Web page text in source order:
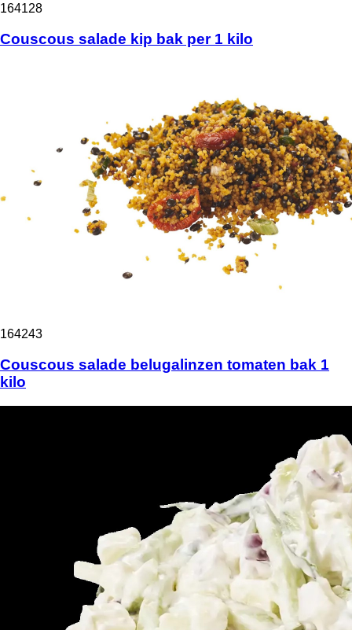
164128
Couscous salade kip bak per 1 kilo
164243
Couscous salade belugalinzen tomaten bak 1
kilo